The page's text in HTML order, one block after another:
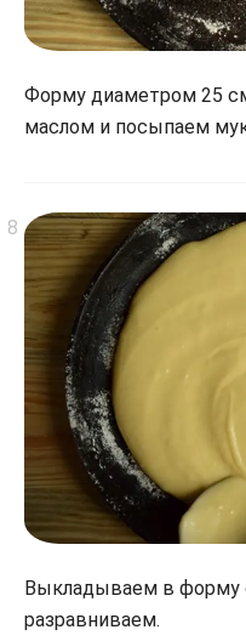
Форму диаметром 25
маслом и посыпаем
Выкладываем в форму
разравниваем.